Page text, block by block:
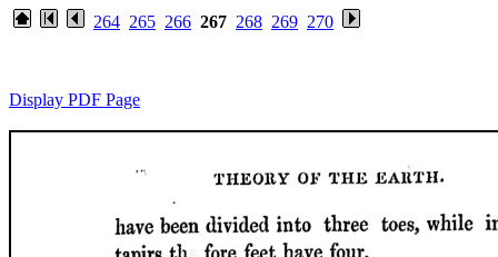
264 265 266 267 268 269 270
Display PDF Page